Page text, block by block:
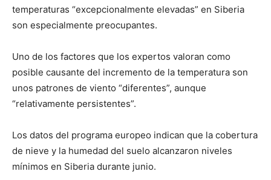
temperaturas “excepcionalmente elevadas” en Siberia
son especialmente preocupantes.
Uno de los factores que los expertos valoran como
posible causante del incremento de la temperatura son
unos patrones de viento “diferentes”, aunque
“relativamente persistentes”.
Los datos del programa europeo indican que la cobertura
de nieve y la humedad del suelo alcanzaron niveles
mínimos en Siberia durante junio.